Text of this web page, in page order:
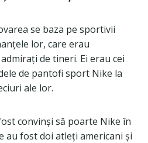
se baza pe sportivii
lor, care erau
de tineri. Ei erau cei
de pantofi sport Nike la
ale lor.
convinși să poarte Nike în
au fost doi atleți americani și